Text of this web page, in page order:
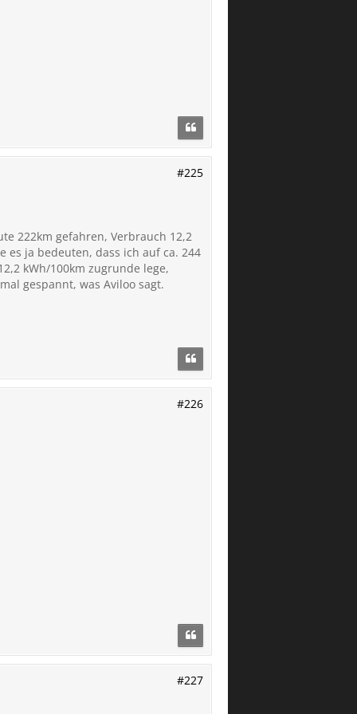
#225
222km gefahren, Verbrauch 12,2
es ja bedeuten, dass ich auf ca. 244
kWh/100km zugrunde lege,
gespannt, was Aviloo sagt.
#226
#227